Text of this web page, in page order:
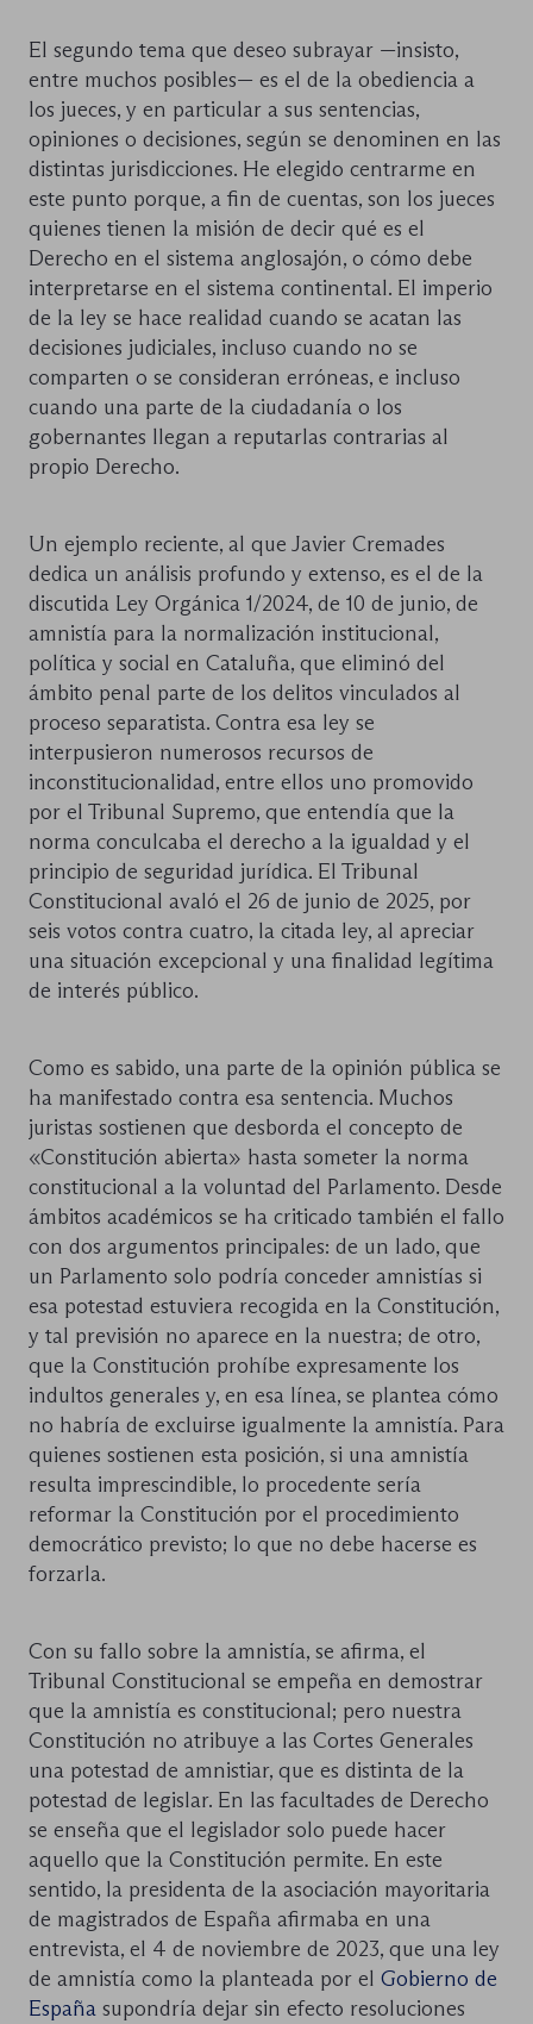
El segundo tema que deseo subrayar —insisto,
entre muchos posibles— es el de la obediencia a
los jueces, y en particular a sus sentencias,
opiniones o decisiones, según se denominen en las
distintas jurisdicciones. He elegido centrarme en
este punto porque, a fin de cuentas, son los jueces
quienes tienen la misión de decir qué es el
Derecho en el sistema anglosajón, o cómo debe
interpretarse en el sistema continental. El imperio
de la ley se hace realidad cuando se acatan las
decisiones judiciales, incluso cuando no se
comparten o se consideran erróneas, e incluso
cuando una parte de la ciudadanía o los
gobernantes llegan a reputarlas contrarias al
propio Derecho.
Un ejemplo reciente, al que Javier Cremades
dedica un análisis profundo y extenso, es el de la
discutida Ley Orgánica 1/2024, de 10 de junio, de
amnistía para la normalización institucional,
política y social en Cataluña, que eliminó del
ámbito penal parte de los delitos vinculados al
proceso separatista. Contra esa ley se
interpusieron numerosos recursos de
inconstitucionalidad, entre ellos uno promovido
por el Tribunal Supremo, que entendía que la
norma conculcaba el derecho a la igualdad y el
principio de seguridad jurídica. El Tribunal
Constitucional avaló el 26 de junio de 2025, por
seis votos contra cuatro, la citada ley, al apreciar
una situación excepcional y una finalidad legítima
de interés público.
Como es sabido, una parte de la opinión pública se
ha manifestado contra esa sentencia. Muchos
juristas sostienen que desborda el concepto de
«Constitución abierta» hasta someter la norma
constitucional a la voluntad del Parlamento. Desde
ámbitos académicos se ha criticado también el fallo
con dos argumentos principales: de un lado, que
un Parlamento solo podría conceder amnistías si
esa potestad estuviera recogida en la Constitución,
y tal previsión no aparece en la nuestra; de otro,
que la Constitución prohíbe expresamente los
indultos generales y, en esa línea, se plantea cómo
no habría de excluirse igualmente la amnistía. Para
quienes sostienen esta posición, si una amnistía
resulta imprescindible, lo procedente sería
reformar la Constitución por el procedimiento
democrático previsto; lo que no debe hacerse es
forzarla.
Con su fallo sobre la amnistía, se afirma, el
Tribunal Constitucional se empeña en demostrar
que la amnistía es constitucional; pero nuestra
Constitución no atribuye a las Cortes Generales
una potestad de amnistiar, que es distinta de la
potestad de legislar. En las facultades de Derecho
se enseña que el legislador solo puede hacer
aquello que la Constitución permite. En este
sentido, la presidenta de la asociación mayoritaria
de magistrados de España afirmaba en una
entrevista, el 4 de noviembre de 2023, que una ley
de amnistía como la planteada por el Gobierno de
España supondría dejar sin efecto resoluciones